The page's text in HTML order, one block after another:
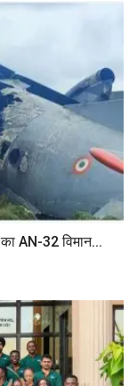
AN-32 विमान...